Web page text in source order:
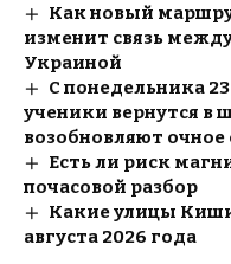
Как новый
изменит связь
Украиной
С понедельника
ученики вернутся в
возобновляют очное
Есть ли риск
почасовой разбор
Какие улицы
августа 2026 года